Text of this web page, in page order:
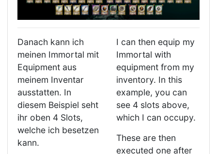
Danach kann ich
meinen Immortal mit
Equipment aus
meinem Inventar
ausstatten. In
diesem Beispiel seht
ihr oben 4 Slots,
welche ich besetzen
kann.
I can then equip my
Immortal with
equipment from my
inventory. In this
example, you can
see 4 slots above,
which I can occupy.
These are then
executed one after